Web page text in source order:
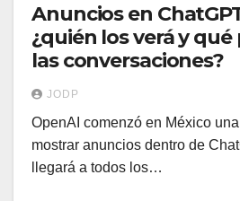
Anuncios en
¿quién los verá y qué
las conversaciones?
JODP
OpenAI comenzó en México
mostrar anuncios dentro de
llegará a todos los…